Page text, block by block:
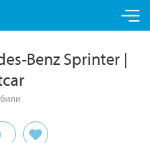
Benz Sprinter |